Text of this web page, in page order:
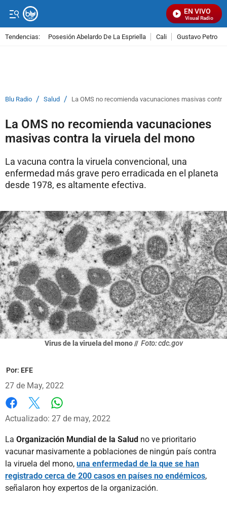
EN VIVO
Señal Visual Radio
Tendencias: Posesión Abelardo De La Espriella Cali Gustavo Petro
Blu Radio / Salud / La OMS no recomienda vacunaciones masivas
La OMS no recomienda vacunaciones
masivas contra la viruela del mono
La vacuna contra la viruela convencional, una
enfermedad más grave pero erradicada en el planeta
desde 1978, es altamente efectiva.
Virus de la viruela del mono // Foto: cdc.gov
Por: EFE
27 de May, 2022
Facebook
X
Actualizado: 27 de may, 2022
La Organización Mundial de la Salud no ve prioritario
vacunar masivamente a poblaciones de ningún país contra
la viruela del mono, una enfermedad de la que se han
registrado cerca de 200 casos en países no endémicos,
señalaron hoy expertos de la organización.